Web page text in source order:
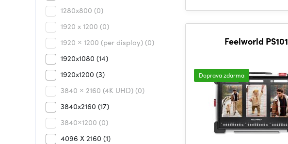
1280x800 (0)
1920 x 1200 (0)
1920 × 1200 (per display) (0)
1920x1080 (14)
1920x1200 (3)
3840 × 2160 (4K UHD) (0)
3840x2160 (17)
3840×1200 (0)
4096 X 2160 (1)
Feelworld PS101
Doprava zdarma